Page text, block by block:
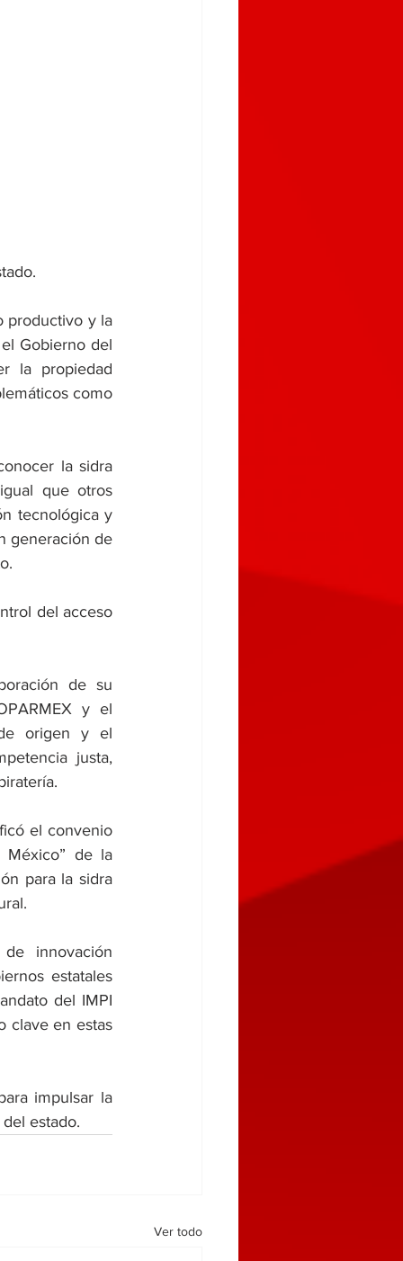
productivo y la
Gobierno del
la propiedad
como
la sidra
que otros
tecnológica y
generación de
del acceso
de su
y el
de origen y el
justa,
el convenio
México” de la
para la sidra
innovación
estatales
del IMPI
clave en estas
impulsar la
estado.
Ver todo